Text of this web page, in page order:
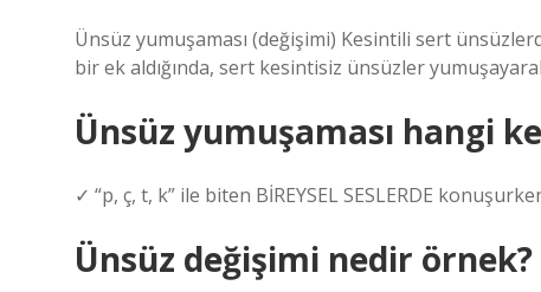
Ünsüz yumuşaması (değişimi) Kesintili sert
bir ek aldığında, sert kesintisiz ünsüzler
Ünsüz yumuşaması hangi
✓ “p, ç, t, k” ile biten BİREYSEL SESLERDE
Ünsüz değişimi nedir örnek?